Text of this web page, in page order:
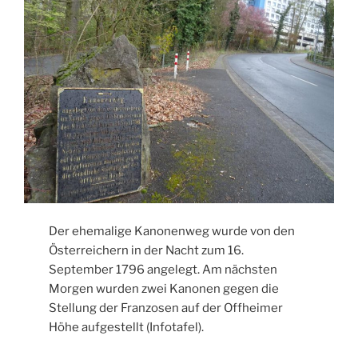
Der ehemalige Kanonenweg wurde von den
Österreichern in der Nacht zum 16.
September 1796 angelegt. Am nächsten
Morgen wurden zwei Kanonen gegen die
Stellung der Franzosen auf der Offheimer
Höhe aufgestellt (Infotafel).